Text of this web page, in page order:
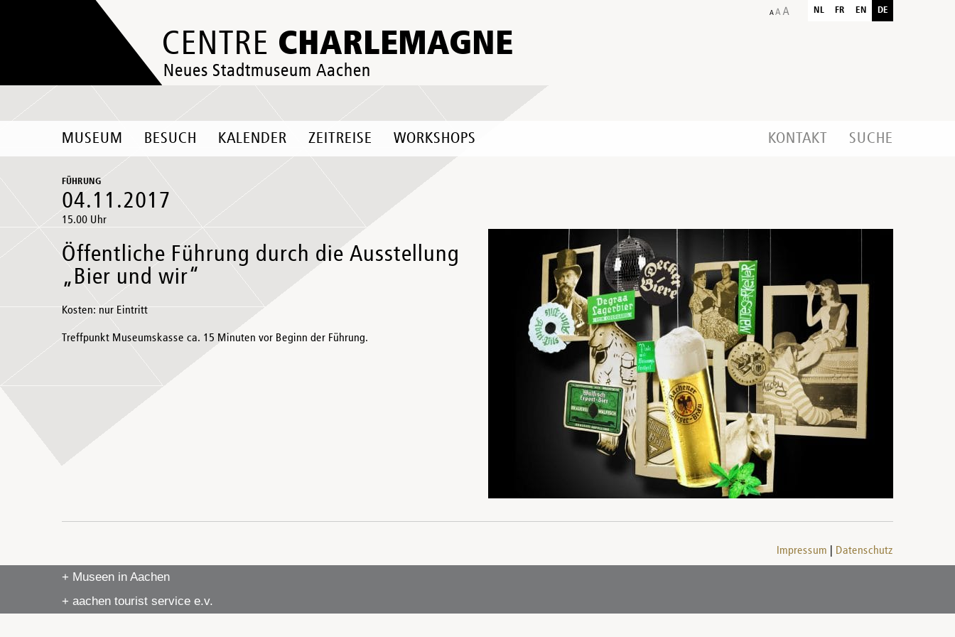
CENTRE CHARLEMAGNE
Neues Stadtmuseum Aachen
NL FR EN DE
MUSEUM BESUCH KALENDER ZEITREISE WORKSHOPS KONTAKT SUCHE
FÜHRUNG
04.11.2017
15.00 Uhr
Öffentliche Führung durch die Ausstellung
„Bier und wir“
Kosten: nur Eintritt
Treffpunkt Museumskasse ca. 15 Minuten vor Beginn der Führung.
Impressum Datenschutz
+ Museen in Aachen
+ aachen tourist service e.v.